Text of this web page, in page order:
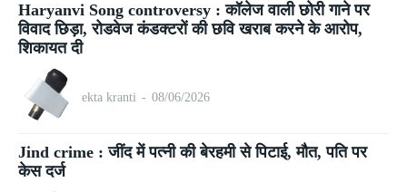
Haryanvi Song controversy : कॉलेज वाली छोरी गाने पर
विवाद छिड़ा, रोडवेज कंडक्टरों की छवि खराब करने के आरोप,
शिकायत दी
ekta kranti - 08/06/2026
Jind crime : जींद में पत्नी की बेरहमी से पिटाई, मौत, पति पर
केस दर्ज